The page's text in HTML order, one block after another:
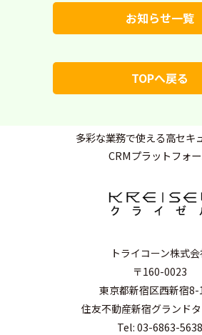
お知らせ一覧
TOPへ戻る
多彩な業務で使える高セキ
CRMプラットフォ
トライコーン株式会
〒160-0023
東京都新宿区西新宿8-
住友不動産新宿グランド
Tel: 03-6863-5638